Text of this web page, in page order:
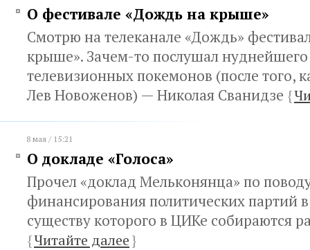
О фестивале «Дождь на крыше»
Смотрю на телеканале «Дождь»
крыше». Зачем-то послушал
телевизионных покемонов (после того,
Лев Новоженов) — Николая Сванидзе {
8 мая / 15:21
О докладе «Голоса»
Прочел «доклад Мельконянца» по
финансирования политических партий
существу которого в ЦИКе собираются
{Читайте далее}